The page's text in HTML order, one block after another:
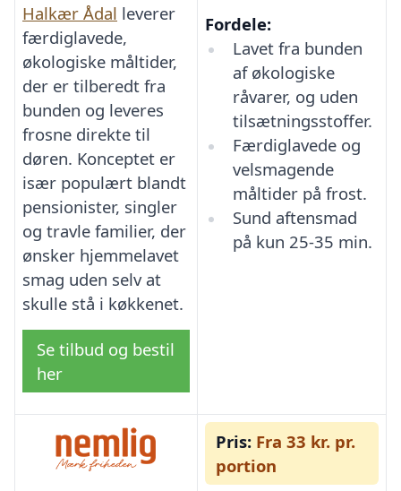
Halkær Ådal leverer
færdiglavede,
økologiske måltider,
der er tilberedt fra
bunden og leveres
frosne direkte til
døren. Konceptet er
især populært blandt
pensionister, singler
og travle familier, der
ønsker hjemmelavet
smag uden selv at
skulle stå i køkkenet.
Se tilbud og bestil
her
Fordele:
Lavet fra bunden
af økologiske
råvarer, og uden
tilsætningsstoffer.
Færdiglavede og
velsmagende
måltider på frost.
Sund aftensmad
på kun 25-35 min.
Pris: Fra 33 kr. pr.
portion